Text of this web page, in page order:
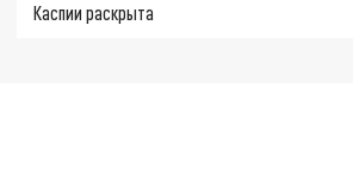
Каспии раскрыта